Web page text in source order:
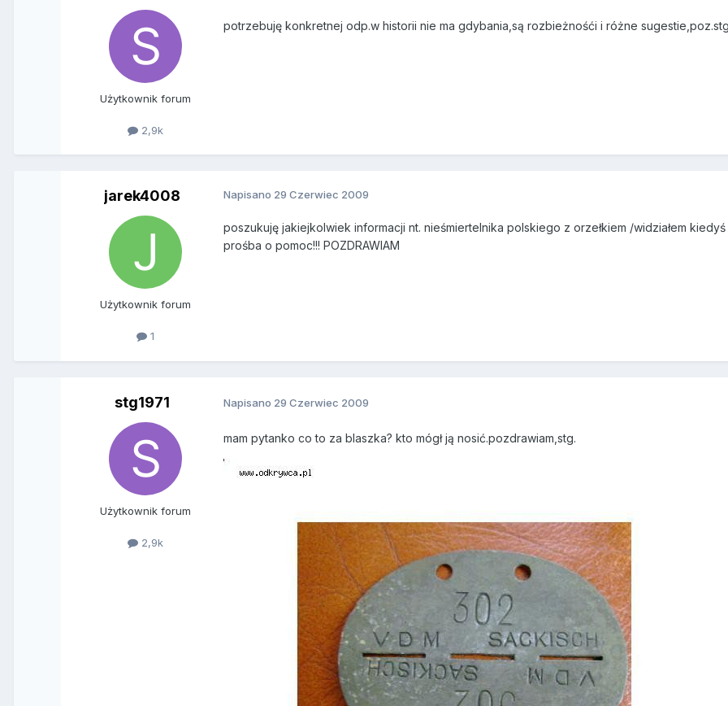
Użytkownik forum
2,9k
potrzebuję konkretnej odp.w historii nie ma gdybania,są rozbieżnośći i różne
jarek4008
Użytkownik forum
1
Napisano 29 Czerwiec 2009
poszukuję jakiejkolwiek informacji nt. nieśmiertelnika polskiego z orzełkiem /widziałem
prośba o pomoc!!! POZDRAWIAM
stg1971
Użytkownik forum
2,9k
Napisano 29 Czerwiec 2009
mam pytanko co to za blaszka? kto mógł ją nosić.pozdrawiam,stg.